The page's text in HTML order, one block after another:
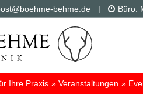
behme.de Büro:
Ihre Praxis » Veranstaltungen »